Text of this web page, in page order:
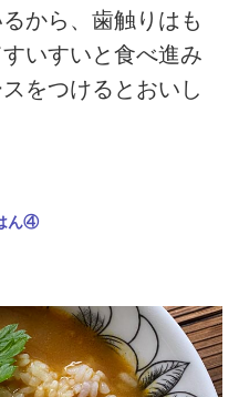
から、歯触りはも
いすいと食べ進み
をつけるとおいし
ん④